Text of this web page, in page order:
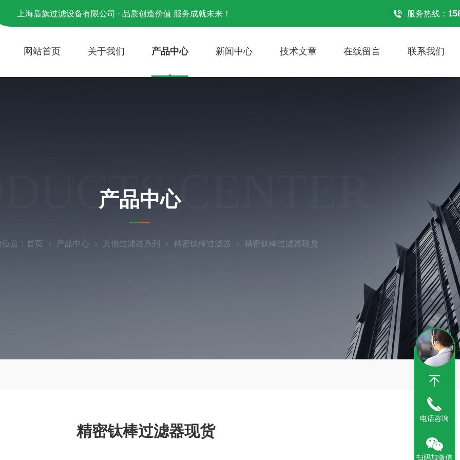
上海盾旗过滤设备有限公司 · 品质创造价值 服务成就未来！ 服务热线：
网站首页 关于我们 产品中心 新闻中心 技术文章 在线留言 联系我们
CENTER
产品中心
置： 首页 产品中心 其他过滤器系列 精密钛棒过滤器 精密钛棒过滤器现货
精密钛棒过滤器现货
电话咨询
扫码加微信